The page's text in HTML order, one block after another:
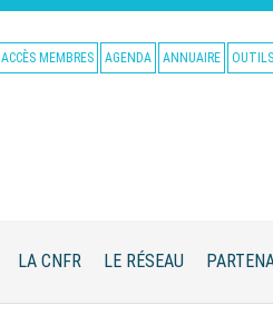
ACCÈS MEMBRES AGENDA ANNUAIRE OUTILS
LA CNFR LE RÉSEAU